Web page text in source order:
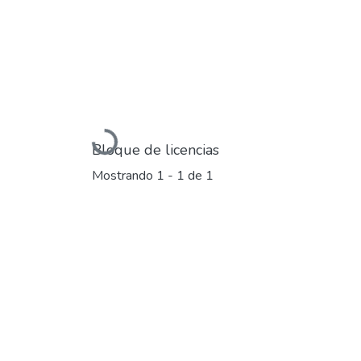
Cargando...Bloque de licencias
Mostrando 1 - 1 de 1